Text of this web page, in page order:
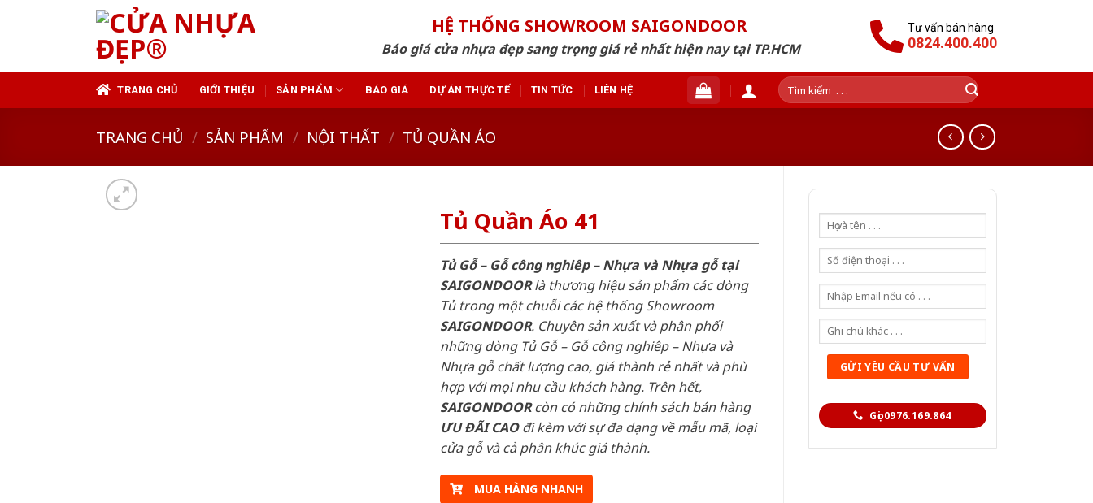
HỆ THỐNG SHOWROOM SAIGONDOOR
Báo giá cửa nhựa đẹp sang trọng giá rẻ nhất hiện nay tại TP.HCM
Tư vấn bán hàng
0824.400.400
TRANG CHỦ GIỚI THIỆU SẢN PHẨM BÁO GIÁ DỰ ÁN THỰC TẾ TIN TỨC LIÊN HỆ
Tìm
kiếm:
TRANG CHỦ / SẢN PHẨM / NỘI THẤT / TỦ QUẦN ÁO
Gọi 0976.169.864
Tủ Quần Áo 41
Tủ Gỗ – Gỗ công nghiêp – Nhựa và Nhựa gỗ tại
SAIGONDOORlà thương hiệu sản phẩm các dòng
Tủ trong một chuỗi các hệ thống Showroom
SAIGONDOOR. Chuyên sản xuất và phân phối
những dòng Tủ Gỗ – Gỗ công nghiêp – Nhựa và
Nhựa gỗ chất lượng cao, giá thành rẻ nhất và phù
hợp với mọi nhu cầu khách hàng. Trên hết,
SAIGONDOORcòn có những chính sách bán hàng
ƯU ĐÃI CAOđi kèm với sự đa dạng về mẫu mã, loại
cửa gỗ và cả phân khúc giá thành.
MUA HÀNG NHANH